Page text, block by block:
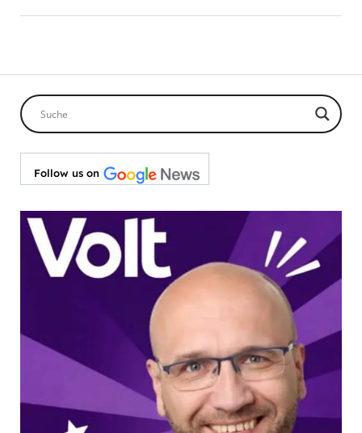
Follow us on